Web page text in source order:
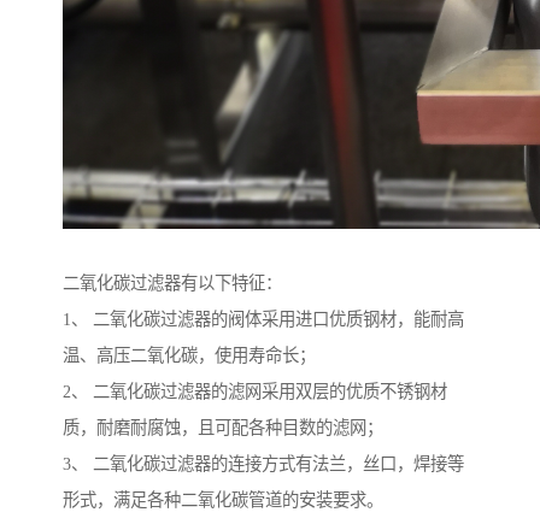
二氧化碳过滤器有以下特征：
1、 二氧化碳过滤器的阀体采用进口优质钢材，能耐高
温、高压二氧化碳，使用寿命长；
2、 二氧化碳过滤器的滤网采用双层的优质不锈钢材
质，耐磨耐腐蚀，且可配各种目数的滤网；
3、 二氧化碳过滤器的连接方式有法兰，丝口，焊接等
形式，满足各种二氧化碳管道的安装要求。